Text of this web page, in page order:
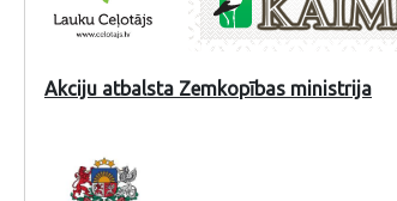
Akciju atbalsta Zemkopības ministrija